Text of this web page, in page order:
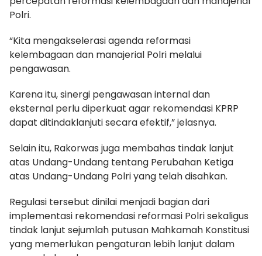
Polri.
“Kita mengakselerasi agenda reformasi
kelembagaan dan manajerial Polri melalui
pengawasan.
Karena itu, sinergi pengawasan internal dan
eksternal perlu diperkuat agar rekomendasi KPRP
dapat ditindaklanjuti secara efektif,” jelasnya.
Selain itu, Rakorwas juga membahas tindak lanjut
atas Undang-Undang tentang Perubahan Ketiga
atas Undang-Undang Polri yang telah disahkan.
Regulasi tersebut dinilai menjadi bagian dari
implementasi rekomendasi reformasi Polri sekaligus
tindak lanjut sejumlah putusan Mahkamah Konstitusi
yang memerlukan pengaturan lebih lanjut dalam